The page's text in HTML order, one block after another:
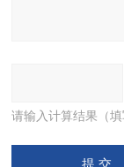
请输入计算结果（